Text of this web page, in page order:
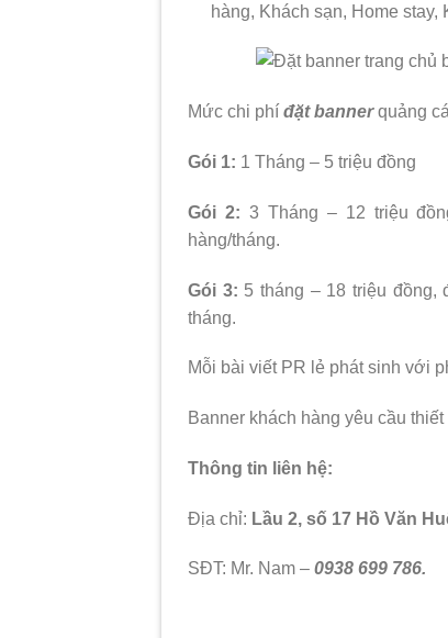
hàng, Khách sạn, Home
Mức chi phí đặt bannerquảng
Gói 1: 1 Tháng – 5 triệu đồng
Gói 2: 3 Tháng – 12 triệu
hàng/tháng.
Gói 3: 5 tháng – 18 triệu
tháng.
Mỗi bài viết PR lẻ phát sinh với
Banner khách hàng yêu cầu
Thông tin liên hệ:
Địa chỉ: Lầu 2, số 17 Hồ Văn
SĐT: Mr. Nam – 0938 699 786.